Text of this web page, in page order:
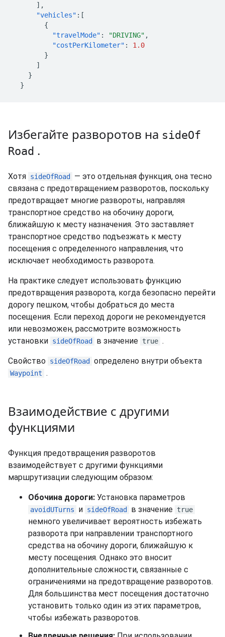
],
"vehicles" :[
{
"travelMode" : "DRIVING" ,
"costPerKilometer" :
1.0
}
]
}
}
Избегайте разворотов на sideOf
Road .
Хотя sideOfRoad
— это отдельная функция, она тесно
связана с предотвращением разворотов, поскольку
предотвращает многие развороты, направляя
транспортное средство на обочину дороги,
ближайшую к месту назначения. Это заставляет
транспортное средство подъезжать к месту
посещения с определенного направления, что
исключает необходимость разворота.
На практике следует использовать функцию
предотвращения разворота, когда безопасно перейти
дорогу пешком, чтобы добраться до места
посещения. Если переход дороги не рекомендуется
или невозможен, рассмотрите возможность
установки sideOfRoad в значение true .
Свойство sideOfRoad определено внутри объекта
Waypoint .
Взаимодействие с другими
функциями
Функция предотвращения разворотов
взаимодействует с другими функциями
маршрутизации следующим образом:
Обочина дороги: Установка параметров
avoidUTurns и sideOfRoad в значение true
немного увеличивает вероятность избежать
разворота при направлении транспортного
средства на обочину дороги, ближайшую к
месту посещения. Однако это вносит
дополнительные сложности, связанные с
ограничениями на предотвращение разворотов.
Для большинства мест посещения достаточно
установить только один из этих параметров,
чтобы избежать разворотов.